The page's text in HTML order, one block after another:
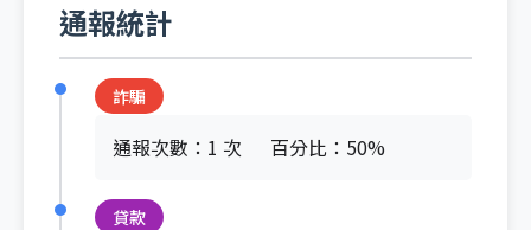
通報統計
詐騙
通報次數：1 次 百分比：50%
貸款